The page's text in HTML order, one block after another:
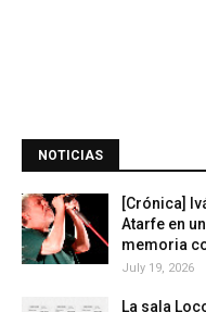
NOTICIAS
[Crónica]
Atarfe en
memoria
July 19, 2026
La sala